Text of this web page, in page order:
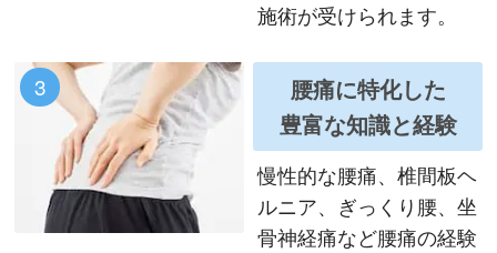
施術が受けられます。
3
腰痛に特化した
豊富な知識と経験
慢性的な腰痛、椎間板ヘ
ルニア、ぎっくり腰、坐
骨神経痛など腰痛の経験